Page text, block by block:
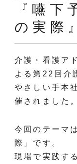
『嚥下
の実際
介護・看護ア
よる第22回介
やさしい手本
催されました。
今回のテーマ
際」です。
現場で実践す